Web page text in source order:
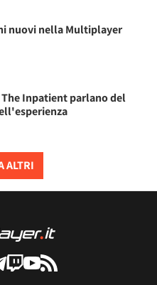
nuovi nella Multiplayer
Inpatient parlano del
ALTRI